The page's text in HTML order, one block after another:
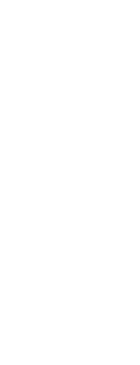
防御
端口/KVM/
内存/年付14美